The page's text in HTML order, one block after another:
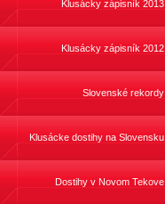
Klusácky zápisník 2013
Klusácky zápisník 2012
Slovenské rekordy
Klusácke dostihy na Slovensku
Dostihy v Novom Tekove